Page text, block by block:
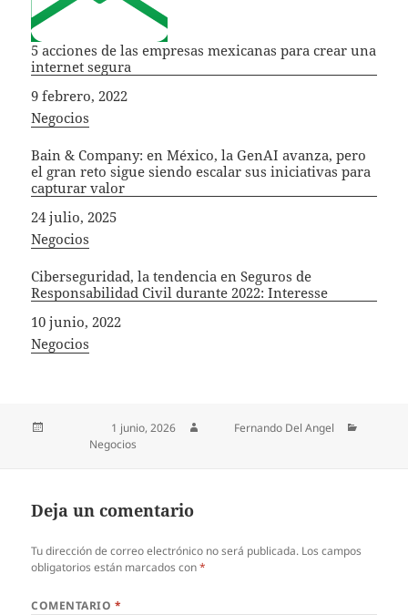
5 acciones de las empresas mexicanas para crear una
internet segura
Fecha
9 febrero, 2022
In relation to
Negocios
Bain & Company: en México, la GenAI avanza, pero
el gran reto sigue siendo escalar sus iniciativas para
capturar valor
Fecha
24 julio, 2025
In relation to
Negocios
Ciberseguridad, la tendencia en Seguros de
Responsabilidad Civil durante 2022: Interesse
Fecha
10 junio, 2022
In relation to
Negocios
1 junio, 2026
Fernando Del Angel
Negocios
Deja un comentario
Tu dirección de correo electrónico no será publicada. Los campos
obligatorios están marcados con*
COMENTARIO *